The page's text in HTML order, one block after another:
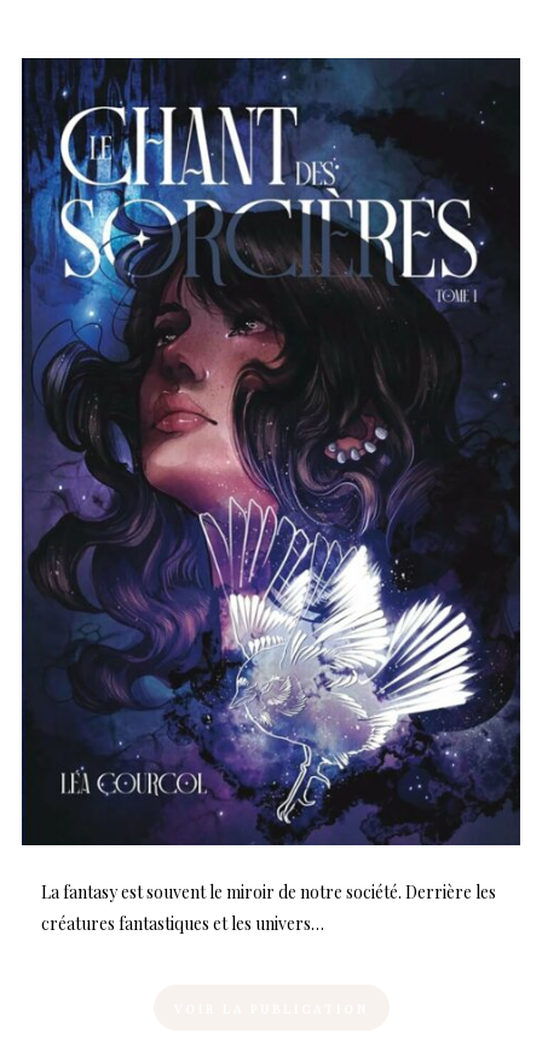
La fantasy est souvent le miroir de notre société. Derrière les
créatures fantastiques et les univers…